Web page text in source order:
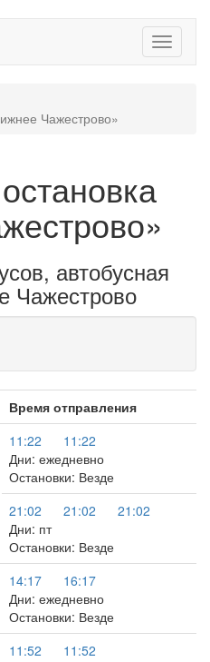
Чажестрово»
автобусная
Чажестрово
Время отправления
11:22
11:22
Дни: ежедневно
Остановки: Везде
21:02
21:02
21:02
Дни: пт
Остановки: Везде
14:17
16:17
Дни: ежедневно
Остановки: Везде
11:52
11:52